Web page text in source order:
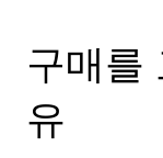
구매를
유